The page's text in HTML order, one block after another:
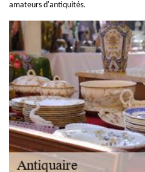
amateurs d'antiquités.